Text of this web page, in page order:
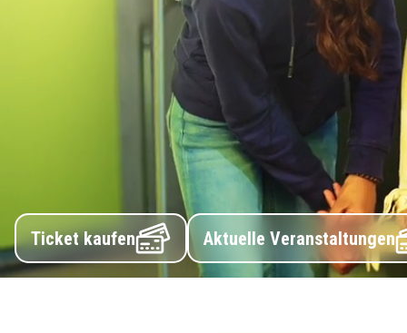
Ticket kaufen Aktuelle Veranstaltungen